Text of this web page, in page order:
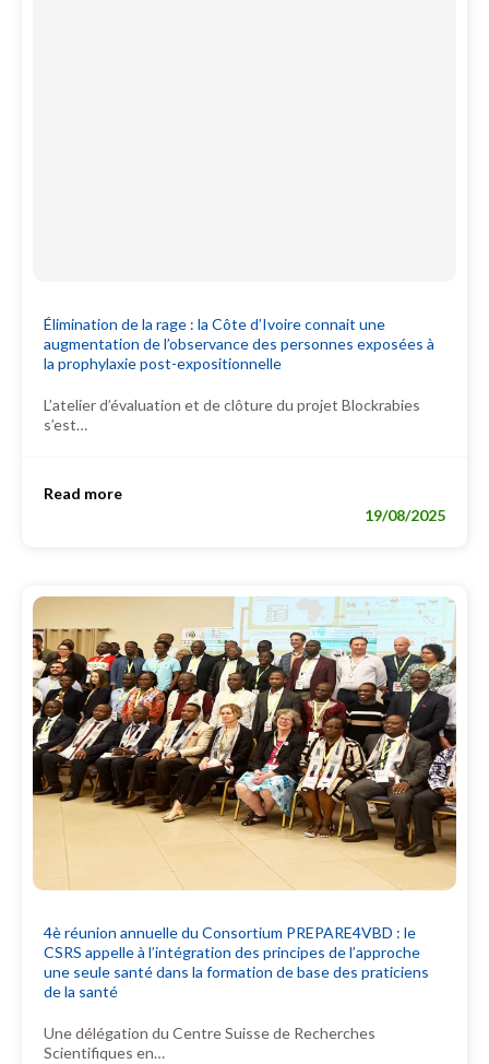
Élimination de la rage : la Côte d’Ivoire connait une
augmentation de l’observance des personnes exposées à
la prophylaxie post-expositionnelle
L’atelier d’évaluation et de clôture du projet Blockrabies
s’est…
Read more
19/08/2025
4è réunion annuelle du Consortium PREPARE4VBD : le
CSRS appelle à l’intégration des principes de l’approche
une seule santé dans la formation de base des praticiens
de la santé
Une délégation du Centre Suisse de Recherches
Scientifiques en…